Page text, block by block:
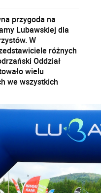
przygoda na
Lubawskiej dla
W
różnych
Oddział
wielu
we wszystkich